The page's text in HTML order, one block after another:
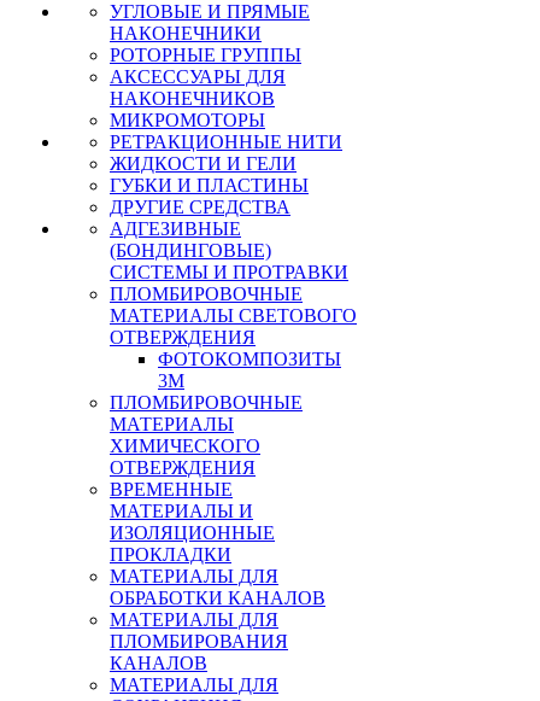
УГЛОВЫЕ И ПРЯМЫЕ
НАКОНЕЧНИКИ
РОТОРНЫЕ ГРУППЫ
АКСЕССУАРЫ ДЛЯ
НАКОНЕЧНИКОВ
МИКРОМОТОРЫ
РЕТРАКЦИОННЫЕ НИТИ
ЖИДКОСТИ И ГЕЛИ
ГУБКИ И ПЛАСТИНЫ
ДРУГИЕ СРЕДСТВА
АДГЕЗИВНЫЕ
(БОНДИНГОВЫЕ)
СИСТЕМЫ И ПРОТРАВКИ
ПЛОМБИРОВОЧНЫЕ
МАТЕРИАЛЫ СВЕТОВОГО
ОТВЕРЖДЕНИЯ
ФОТОКОМПОЗИТЫ
3М
ПЛОМБИРОВОЧНЫЕ
МАТЕРИАЛЫ
ХИМИЧЕСКОГО
ОТВЕРЖДЕНИЯ
ВРЕМЕННЫЕ
МАТЕРИАЛЫ И
ИЗОЛЯЦИОННЫЕ
ПРОКЛАДКИ
МАТЕРИАЛЫ ДЛЯ
ОБРАБОТКИ КАНАЛОВ
МАТЕРИАЛЫ ДЛЯ
ПЛОМБИРОВАНИЯ
КАНАЛОВ
МАТЕРИАЛЫ ДЛЯ